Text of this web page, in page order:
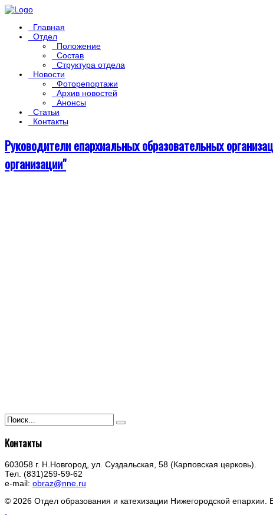
Главная
Отдел
Положение
Состав
Структура отдела
Новости
Фоторепортажи
Архив новостей
Анонсы
Статьи
Контакты
Руководители епархиальных образовательных
организации"
Контакты
603058 г. Н.Новгород, ул. Суздальская, 58 (Карповская церковь).
Тел. (831)259-59-62
e-mail: obraz@nne.ru
© 2026 Отдел образования и катехизации Нижегородской